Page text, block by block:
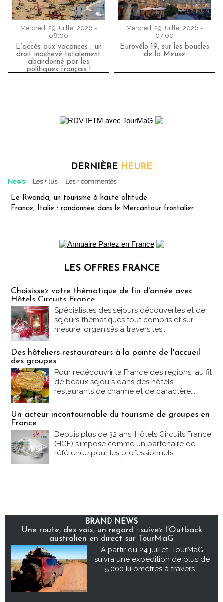
Mercredi 29 Juillet 2026 -
08:00
L’accès aux vacances : un
droit inachevé totalement
abandonné par les
politiques français !
Mercredi 29 Juillet 2026 -
07:00
Eurovélo 19, sur les boucles
de la Meuse
DERNIÈRE HEURE
News Les + lus Les + commentés
Le Rwanda, un tourisme à haute altitude
France, Italie : randonnée dans le Mercantour frontalier
LES OFFRES FRANCE
Choisissez votre thématique de fin d'année avec
Hôtels Circuits France
Spécialistes des séjours découvertes et de
séjours thématiques tout compris et sur-
mesure, organisés à travers les...
Des hôteliers-restaurateurs à la pointe de l'accueil
des groupes
Pour redécouvrir la France des régions, au fil
de beaux séjours dans des hôtels-
restaurants de charme et de caractère....
Un acteur incontournable du tourisme de groupes en
France
Depuis plus de 32 ans, Hôtels Circuits France
(HCF) s’impose comme un partenaire de
référence pour les professionnels...
BRAND NEWS
Une route, des voix, un regard : suivez l’Outback
australien en direct sur TourMaG
À partir du 24 juillet, TourMaG
suivra une expédition de plus de
5 000 kilomètres à travers...